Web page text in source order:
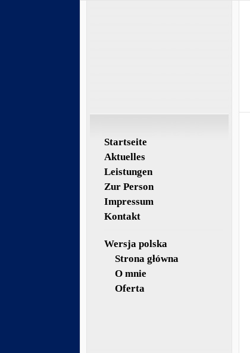
Startseite
Aktuelles
Leistungen
Zur Person
Impressum
Kontakt
Wersja polska
Strona główna
O mnie
Oferta